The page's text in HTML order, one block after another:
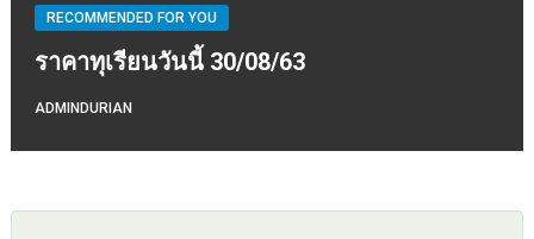
RECOMMENDED FOR YOU
ราคาทุเรียนวันนี้ 30/08/63
ADMINDURIAN